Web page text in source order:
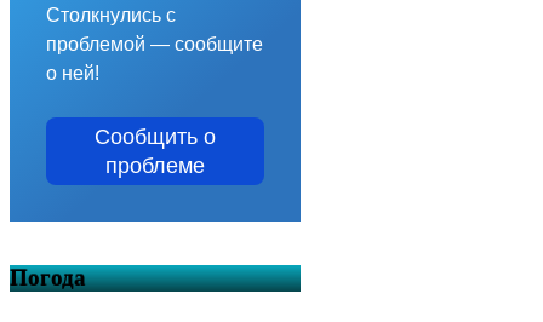
Столкнулись с
проблемой — сообщите
о ней!
Сообщить о
проблеме
Погода